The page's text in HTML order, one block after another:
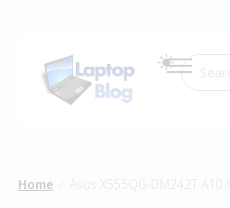
Home Asus X555QG-DM242T A10-